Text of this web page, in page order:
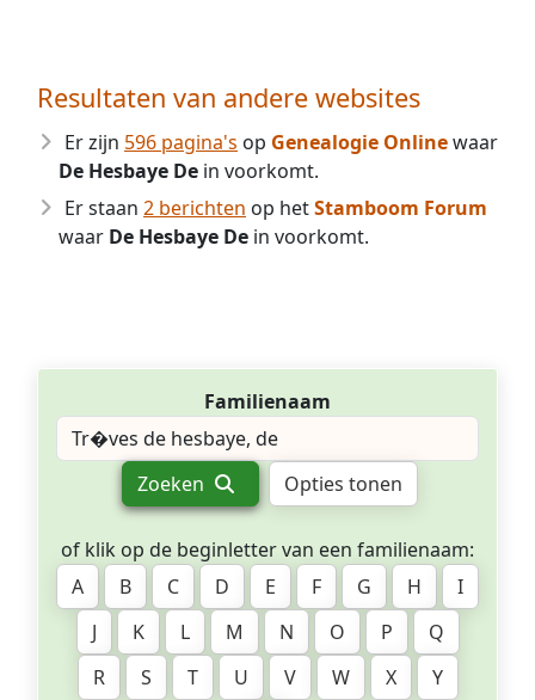
Resultaten van andere websites
Er zijn 596 pagina's op Genealogie Onlinewaar
De Hesbaye De in voorkomt.
Er staan 2 berichten op hetStamboom Forum
waar De Hesbaye De in voorkomt.
Familienaam
Zoeken Opties tonen
of klik op de beginletter van een familienaam:
A
B C D E F G H
I
J
K L M N O P
Q
R
S T U V W X
Y